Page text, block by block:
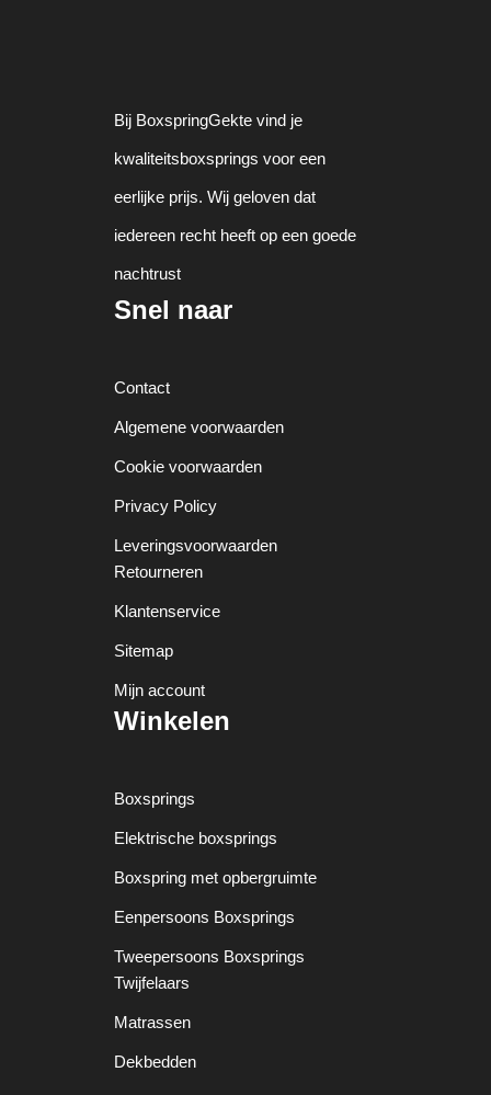
Bij BoxspringGekte vind je
kwaliteitsboxsprings voor een
eerlijke prijs. Wij geloven dat
iedereen recht heeft op een goede
nachtrust
Snel naar
Contact
Algemene voorwaarden
Cookie voorwaarden
Privacy Policy
Leveringsvoorwaarden
Retourneren
Klantenservice
Sitemap
Mijn account
Winkelen
Boxsprings
Elektrische boxsprings
Boxspring met opbergruimte
Eenpersoons Boxsprings
Tweepersoons Boxsprings
Twijfelaars
Matrassen
Dekbedden